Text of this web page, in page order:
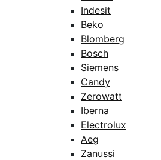
Indesit
Beko
Blomberg
Bosch
Siemens
Candy
Zerowatt
Iberna
Electrolux
Aeg
Zanussi